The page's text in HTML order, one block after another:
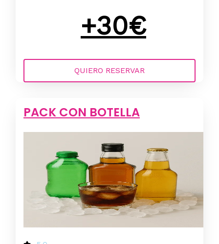
+30€
QUIERO RESERVAR
PACK CON BOTELLA